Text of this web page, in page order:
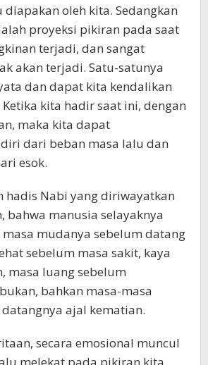
oleh kita. Sedangkan
proyeksi pikiran pada saat
terjadi, dan sangat
akan terjadi. Satu-satunya
dan dapat kita kendalikan
kita hadir saat ini, dengan
maka kita dapat
dari beban masa lalu dan
esok.
hadis Nabi yang diriwayatkan
bahwa manusia selayaknya
mudanya sebelum datang
sebelum masa sakit, kaya
masa luang sebelum
bahkan masa-masa
ajal kematian.
secara emosional muncul
melekat pada pikiran kita